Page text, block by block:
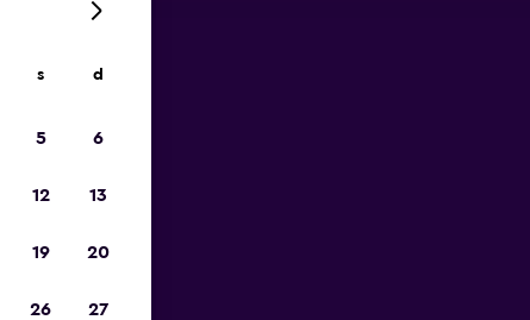
s d
5 6
12 13
19 20
26 27